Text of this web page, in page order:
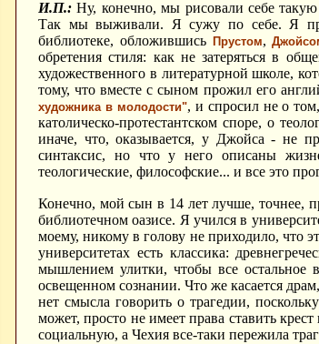
И.П.: Ну, конечно, мы рисовали себе
Так мы выживали. Я сужу по себе. Я
библиотеке, обложившись Прустом,
обретения стиля: как не затеряться в
художественного в литературной школе,
тому, что вместе с сыном прожил его
художника в молодости", и спросил не о
католическо-протестантском споре, о
иначе, что, оказывается, у Джойса - не
синтаксис, но что у него описаны
теологические, философские... и все это
Конечно, мой сын в 14 лет лучше, точнее,
библиотечном оазисе. Я учился в
моему, никому в голову не приходило, что
университетах есть классика:
мышлением улитки, чтобы все остальное
освещенном сознании. Что же касается
нет смысла говорить о трагедии,
может, просто не имеет права ставить
социальную, а Чехия все-таки пережила